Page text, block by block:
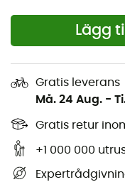
Lägg
Gratis leverans
Må. 24 Aug. -
Gratis retur
+1 000 000
Justerbar
Ionic+®
luktkontroll
Lätt och
belysningsfästen